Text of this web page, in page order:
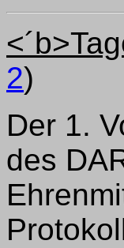
2)
Der 1.
des